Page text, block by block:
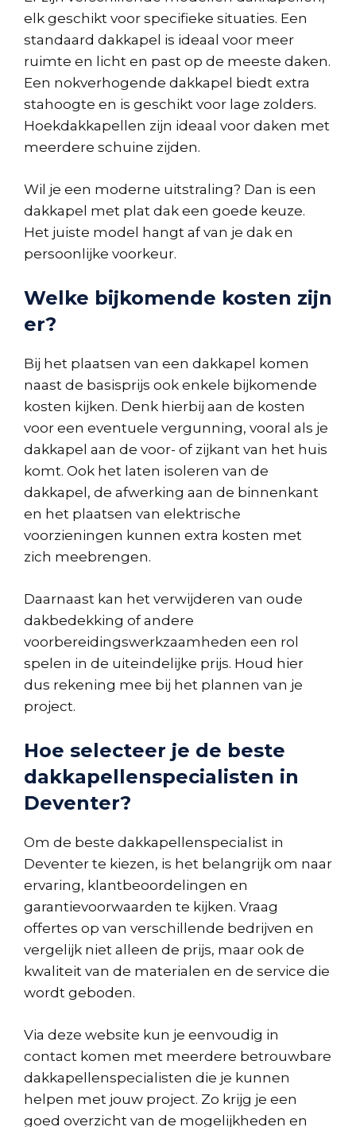
elk geschikt voor specifieke situaties. Een
standaard dakkapel is ideaal voor meer
ruimte en licht en past op de meeste daken.
Een nokverhogende dakkapel biedt extra
stahoogte en is geschikt voor lage zolders.
Hoekdakkapellen zijn ideaal voor daken met
meerdere schuine zijden.
Wil je een moderne uitstraling? Dan is een
dakkapel met plat dak een goede keuze.
Het juiste model hangt af van je dak en
persoonlijke voorkeur.
Welke bijkomende kosten zijn
er?
Bij het plaatsen van een dakkapel komen
naast de basisprijs ook enkele bijkomende
kosten kijken. Denk hierbij aan de kosten
voor een eventuele vergunning, vooral als je
dakkapel aan de voor- of zijkant van het huis
komt. Ook het laten isoleren van de
dakkapel, de afwerking aan de binnenkant
en het plaatsen van elektrische
voorzieningen kunnen extra kosten met
zich meebrengen.
Daarnaast kan het verwijderen van oude
dakbedekking of andere
voorbereidingswerkzaamheden een rol
spelen in de uiteindelijke prijs. Houd hier
dus rekening mee bij het plannen van je
project.
Hoe selecteer je de beste
dakkapellenspecialisten in
Deventer?
Om de beste dakkapellenspecialist in
Deventer te kiezen, is het belangrijk om naar
ervaring, klantbeoordelingen en
garantievoorwaarden te kijken. Vraag
offertes op van verschillende bedrijven en
vergelijk niet alleen de prijs, maar ook de
kwaliteit van de materialen en de service die
wordt geboden.
Via deze website kun je eenvoudig in
contact komen met meerdere betrouwbare
dakkapellenspecialisten die je kunnen
helpen met jouw project. Zo krijg je een
goed overzicht van de mogelijkheden en